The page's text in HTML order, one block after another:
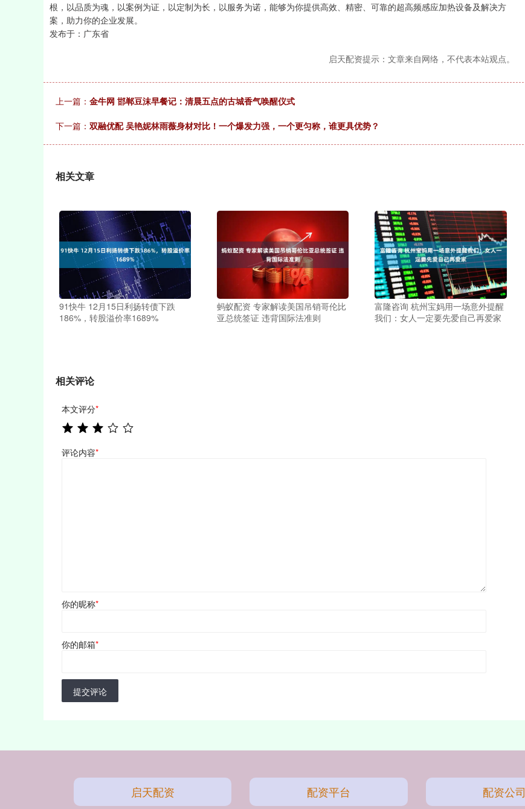
根，以品质为魂，以案例为证，以定制为长，以服务为诺，能够为你提供高效、精密、可靠的超高频感应加热设备及解决方
案，助力你的企业发展。
发布于：广东省
启天配资提示：文章来自网络，不代表本站观点。
上一篇： 金牛网 邯郸豆沫早餐记：清晨五点的古城香气唤醒仪式
下一篇： 双融优配 吴艳妮林雨薇身材对比！一个爆发力强，一个更匀称，谁更具优势？
相关文章
91快牛 12月15日利扬转债下跌
186%，转股溢价率1689%
蚂蚁配资 专家解读美国吊销哥伦比
亚总统签证 违背国际法准则
富隆咨询 杭州宝妈用一场意外提醒
我们：女人一定要先爱自己再爱家
相关评论
本文评分*
评论内容*
你的昵称*
你的邮箱*
提交评论
启天配资 配资平台 配资公司